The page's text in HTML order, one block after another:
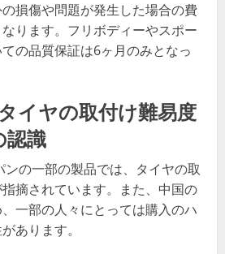
損傷や問題が発生した場合の費
ります。フリボディーやスポー
の品質保証は6ヶ月のみとなっ
イヤの取付け難易度
認識
ンの一部の製品では、タイヤの取
摘されています。また、中国の
一部の人々にとっては購入のハ
あります。